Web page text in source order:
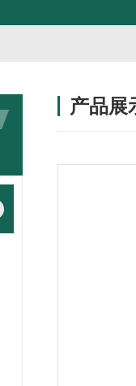
产品展